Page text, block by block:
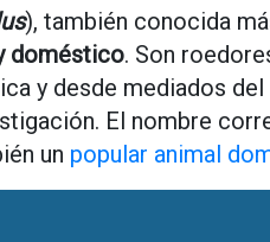
), también conocida
doméstico. Son
y desde mediados
El nombre
un popular animal